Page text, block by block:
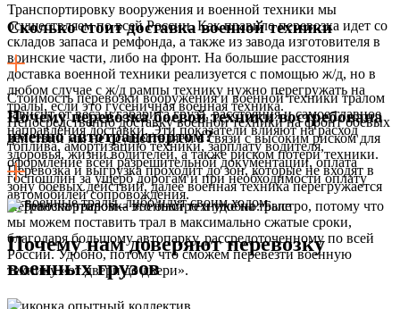
Транспортировку вооружения и военной техники мы
осуществляем по всей России. Как правило перевозка идет со
складов запаса и ремфонда, а также из завода изготовителя в
воинские части, либо на фронт. На большие расстояния
доставка военной техники реализуется с помощью ж/д, но в
любом случае с ж/д рампы технику нужно перегружать на
тралы, если это гусеничная военная техника.
Непосредственно доставку военной техники на фронт боевых
действий мы не осуществляем в связи с высоким риском для
здоровья, жизни водителей, а также риском потери техники.
Перевозка и выгрузка проходит до зон, которые не входят в
зону боевых действий, далее военная техника перегружается
на военные тралы, либо идут своим ходом.
Сколько стоит доставка военной техники
Стоимость перевозки вооружения и военной техники тралом
зависит от веса и габарита груза, расстояния и самое главное
направления доставки. Эти показатели влияют на расход
топлива, амортизацию техники, зарплату водителя,
оформление всей разрешительной документации, оплата
госпошлин за ущерб дорогам и при необходимости оплату
автомобилей сопровождения.
Почему перевозка боевой техники востребована
именно автотранспортом?
Перевозка тралом – это быстро и удобно. Быстро, потому что
мы можем поставить трал в максимально сжатые сроки,
благодаря большому автопарку, рассредоточенному по всей
России. Удобно, потому что сможем перевезти военную
технику «от двери до двери».
Почему нам доверяют перевозку
военных грузов